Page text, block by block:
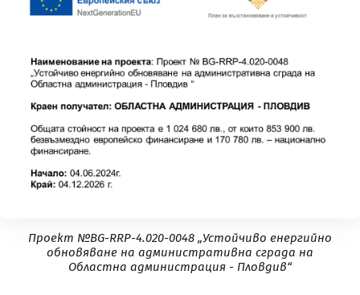
Проект №BG-RRP-4.020-0048 „Устойчиво енергийно
обновяване на административна сграда на
Областна администрация - Пловдив“